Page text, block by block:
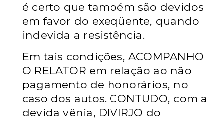
é certo que também são devidos
em favor do exeqüente, quando
indevida a resistência.
Em tais condições, ACOMPANHO
O RELATOR em relação ao não
pagamento de honorários, no
caso dos autos. CONTUDO, com a
devida vênia, DIVIRJO do